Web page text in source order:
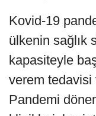
Kovid-19
ülkenin sağlık
kapasiteyle
verem tedavisi
Pandemi